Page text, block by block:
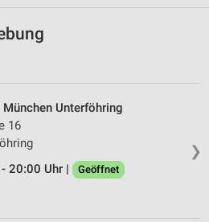
❯
München Unterföhring
16
20:00 Uhr |
Geöffnet